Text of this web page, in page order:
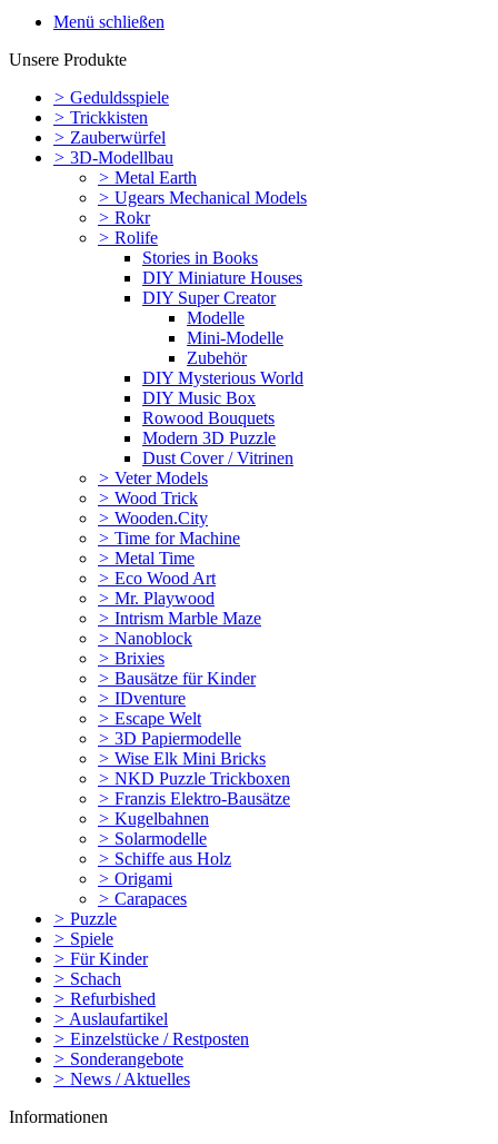
Menü schließen
Unsere Produkte
> Geduldsspiele
> Trickkisten
> Zauberwürfel
> 3D-Modellbau
> Metal Earth
> Ugears Mechanical Models
> Rokr
> Rolife
Stories in Books
DIY Miniature Houses
DIY Super Creator
Modelle
Mini-Modelle
Zubehör
DIY Mysterious World
DIY Music Box
Rowood Bouquets
Modern 3D Puzzle
Dust Cover / Vitrinen
> Veter Models
> Wood Trick
> Wooden.City
> Time for Machine
> Metal Time
> Eco Wood Art
> Mr. Playwood
> Intrism Marble Maze
> Nanoblock
> Brixies
> Bausätze für Kinder
> IDventure
> Escape Welt
> 3D Papiermodelle
> Wise Elk Mini Bricks
> NKD Puzzle Trickboxen
> Franzis Elektro-Bausätze
> Kugelbahnen
> Solarmodelle
> Schiffe aus Holz
> Origami
> Carapaces
> Puzzle
> Spiele
> Für Kinder
> Schach
> Refurbished
> Auslaufartikel
> Einzelstücke / Restposten
> Sonderangebote
> News / Aktuelles
Informationen